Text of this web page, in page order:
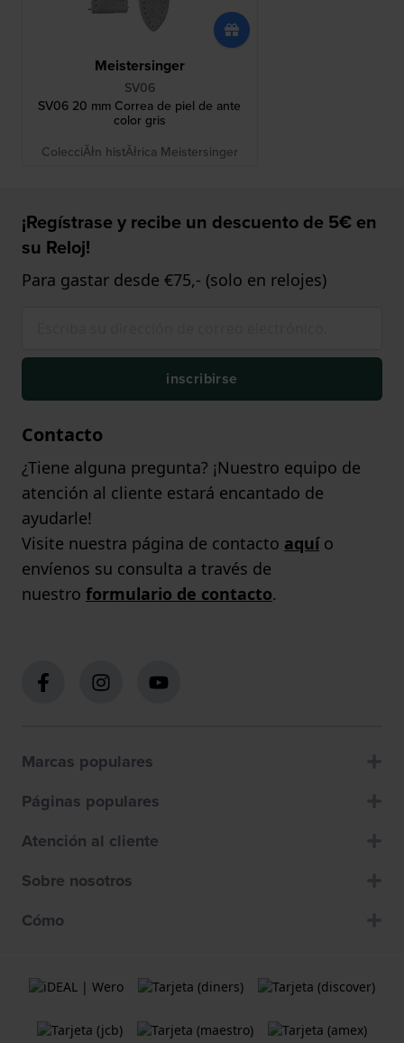
Meistersinger
SV06
SV06 20 mm Correa de piel de ante
color gris
ColecciĂłn histĂłrica Meistersinger
¡Regístrase y recibe un descuento de 5€ en
su Reloj!
Para gastar desde €75,- (solo en relojes)
inscribirse
Contacto
¿Tiene alguna pregunta? ¡Nuestro equipo de
atención al cliente estará encantado de
ayudarle!
Visite nuestra página de contacto aquío
envíenos su consulta a través de
nuestro formulario de contacto.
Marcas populares
Páginas populares
Atención al cliente
Sobre nosotros
Cómo